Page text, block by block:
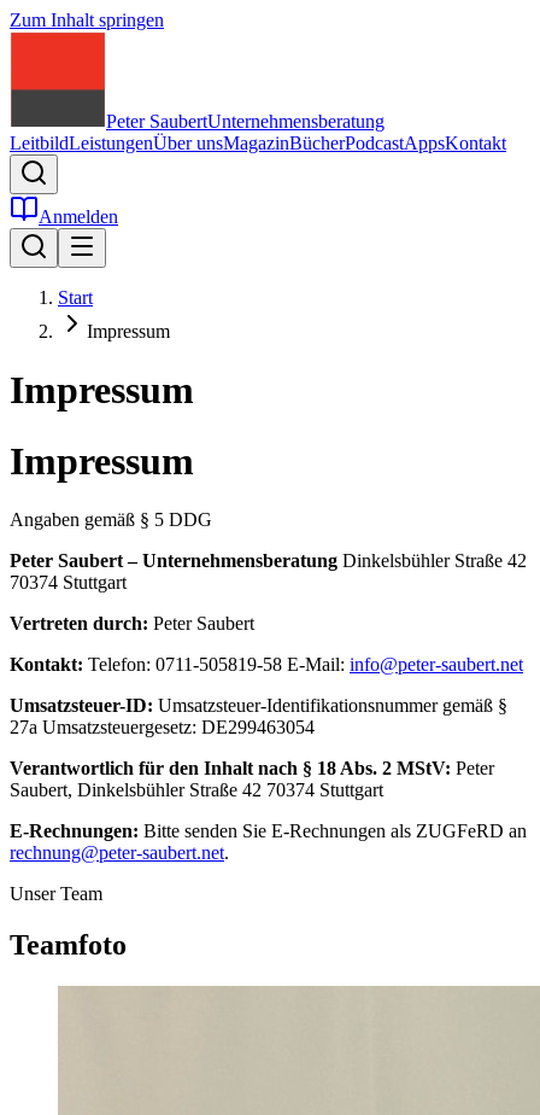
Zum Inhalt springen
Peter SaubertUnternehmensberatung
LeitbildLeistungenÜber unsMagazinBücherPodcastAppsKontakt
Anmelden
Start
Impressum
Impressum
Impressum
Angaben gemäß § 5 DDG
Peter Saubert – Unternehmensberatung Dinkelsbühler Straße 42
70374 Stuttgart
Vertreten durch: Peter Saubert
Kontakt: Telefon: 0711-505819-58 E-Mail: info@peter-saubert.net
Umsatzsteuer-ID: Umsatzsteuer-Identifikationsnummer gemäß §
27a Umsatzsteuergesetz: DE299463054
Verantwortlich für den Inhalt nach § 18 Abs. 2 MStV: Peter
Saubert, Dinkelsbühler Straße 42 70374 Stuttgart
E-Rechnungen: Bitte senden Sie E-Rechnungen als ZUGFeRD an
rechnung@peter-saubert.net.
Unser Team
Teamfoto